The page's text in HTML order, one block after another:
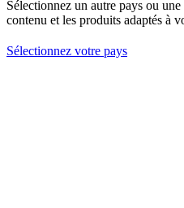
Sélectionnez un autre pays ou
contenu et les produits adaptés à
Sélectionnez votre pays